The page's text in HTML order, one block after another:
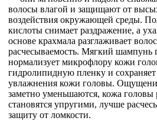
волосы влагой и защищают от
воздействия окружающей среды.
кислоты снимает раздражение, а
основе крахмала разглаживает
расчесываемость. Мягкий шампунь
нормализует микрофлору кожи
гидролипидную пленку и
увлажнения кожи головы.
заметно уменьшаются, кожа головы
становятся упругими, лучше
защиту от ломкости.